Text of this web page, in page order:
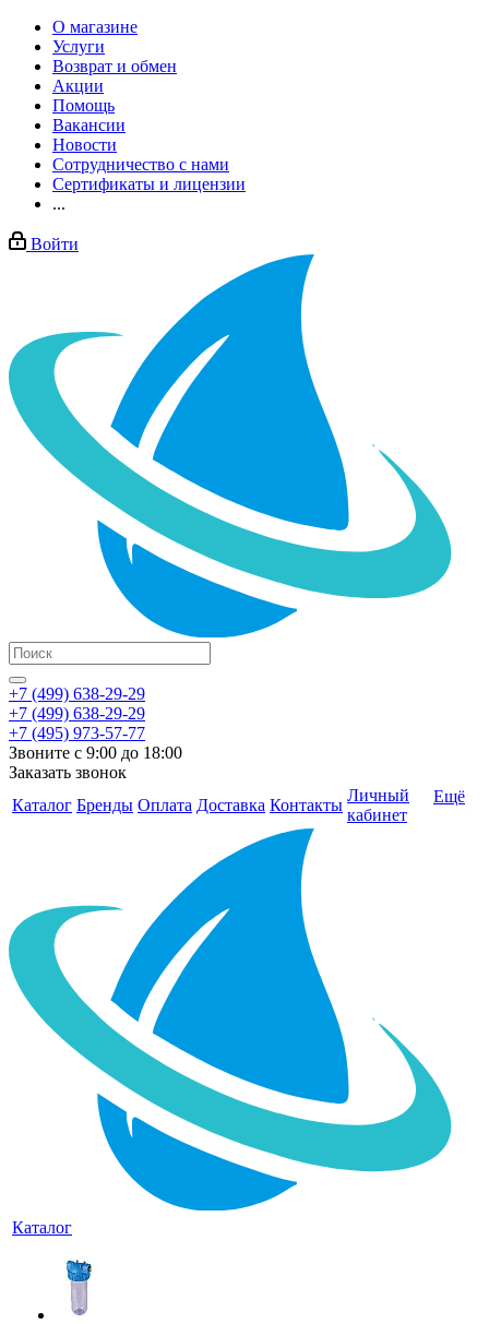
О магазине
Услуги
Возврат и обмен
Акции
Помощь
Вакансии
Новости
Сотрудничество с нами
Сертификаты и лицензии
...
Войти
+7 (499) 638-29-29
+7 (499) 638-29-29
+7 (495) 973-57-77
Звоните с 9:00 до 18:00
Заказать звонок
Каталог Бренды Оплата Доставка Контакты
Личный
кабинет
Ещё
Каталог